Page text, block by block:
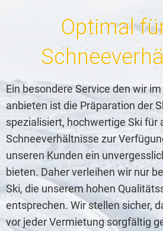
Optimal
Ein besondere Service den wir
anbieten ist die Präparation der
spezialisiert, hochwertige Ski für
Schneeverhältnisse zur
unseren Kunden ein
bieten. Daher verleihen wir nur
Ski, die unserem hohen
entsprechen. Wir stellen sicher,
vor jeder Vermietung sorgfältig